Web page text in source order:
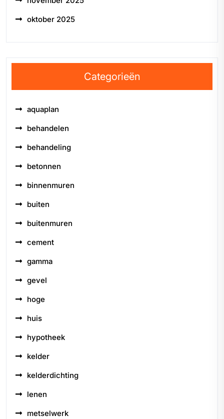
oktober 2025
Categorieën
aquaplan
behandelen
behandeling
betonnen
binnenmuren
buiten
buitenmuren
cement
gamma
gevel
hoge
huis
hypotheek
kelder
kelderdichting
lenen
metselwerk